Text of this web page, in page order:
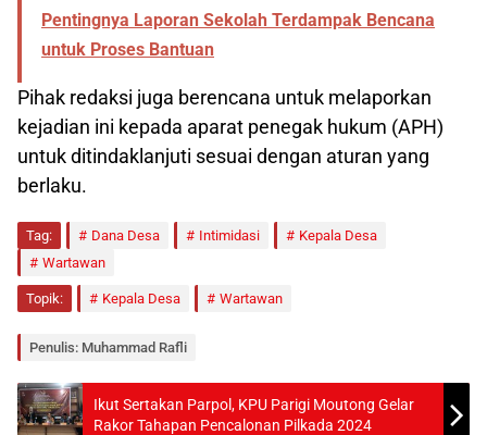
Pentingnya Laporan Sekolah Terdampak Bencana
untuk Proses Bantuan
Pihak redaksi juga berencana untuk melaporkan
kejadian ini kepada aparat penegak hukum (APH)
untuk ditindaklanjuti sesuai dengan aturan yang
berlaku.
Tag: Dana Desa Intimidasi
Kepala Desa
Wartawan
Topik: Kepala Desa Wartawan
Penulis: Muhammad Rafli
Ikut Sertakan Parpol, KPU Parigi Moutong Gelar
Rakor Tahapan Pencalonan Pilkada 2024